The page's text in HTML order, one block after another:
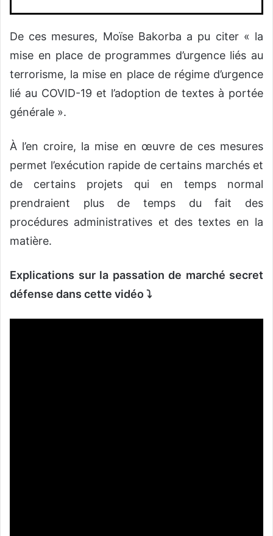
De ces mesures, Moïse Bakorba a pu citer « la
mise en place de programmes d’urgence liés au
terrorisme, la mise en place de régime d’urgence
lié au COVID-19 et l’adoption de textes à portée
générale ».
À l’en croire, la mise en œuvre de ces mesures
permet l’exécution rapide de certains marchés et
de certains projets qui en temps normal
prendraient plus de temps du fait des
procédures administratives et des textes en la
matière.
Explications sur la passation de marché secret
défense dans cette vidéo ⤵️